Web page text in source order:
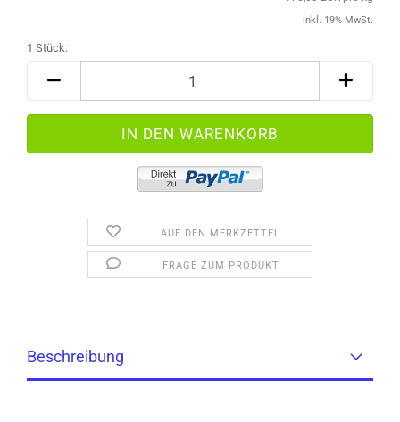
inkl. 19% MwSt.
1 Stück:
Stück
AUF DEN MERKZETTEL
FRAGE ZUM PRODUKT
Beschreibung